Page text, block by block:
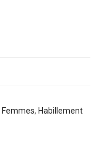
Femmes, Habillement